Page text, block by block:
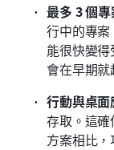
最多 3 個
行中的專
能很快變
會在早期就
行動與桌
存取。這
方案相比，